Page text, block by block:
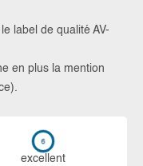
label de qualité AV-
en plus la mention
ex­cellent